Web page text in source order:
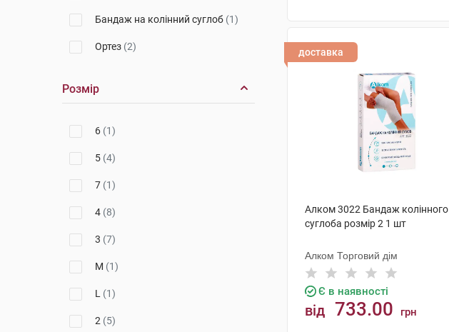
Бандаж на колінний суглоб (1)
Ортез (2)
Розмір
6 (1)
5 (4)
7 (1)
4 (8)
3 (7)
M (1)
L (1)
2 (5)
доставка
Алком 3022 Бандаж колінного
суглоба розмір 2 1 шт
Алком Торговий дім
Є в наявності
від 733.00 грн